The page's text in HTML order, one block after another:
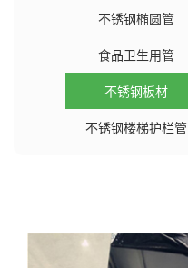
不锈钢椭圆管
食品卫生用管
不锈钢板材
不锈钢楼梯护栏管